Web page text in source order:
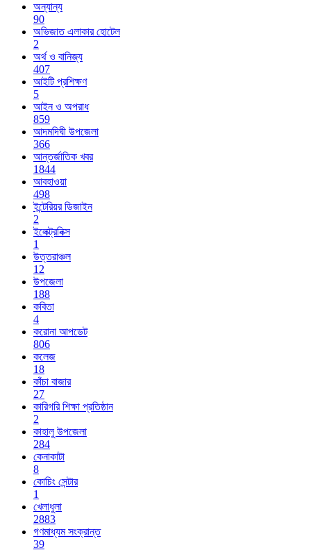
অন্যান্য
90
অভিজাত এলাকার হোটেল
2
অর্থ ও বানিজ্য
407
আইটি প্রশিক্ষণ
5
আইন ও অপরাধ
859
আদমদিঘী উপজেলা
366
আন্তর্জাতিক খবর
1844
আবহাওয়া
498
ইন্টেরিয়র ডিজাইন
2
ইলেক্ট্রনিক্স
1
উত্তরাঞ্চল
12
উপজেলা
188
কবিতা
4
করোনা আপডেট
806
কলেজ
18
কাঁচা বাজার
27
কারিগরি শিক্ষা প্রতিষ্ঠান
2
কাহালু উপজেলা
284
কেনাকাটা
8
কোচিং সেন্টার
1
খেলাধুলা
2883
গণমাধ্যম সংক্রান্ত
39